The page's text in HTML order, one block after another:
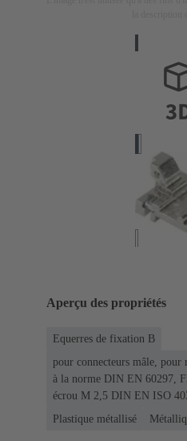
Aperçu des propriétés
Equerres de fixation B
pour connecteurs mâle,
à la norme DIN EN 60297,
écrou M 2,5 DIN EN ISO
Plastique métallisé